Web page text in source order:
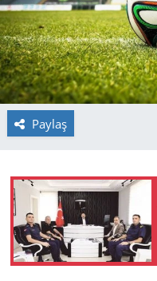
Paylaş
GÜNDEM
HABERDE İNSAN
KÜLTÜR SANAT
POLİTİKA
RESMİ İLANLAR